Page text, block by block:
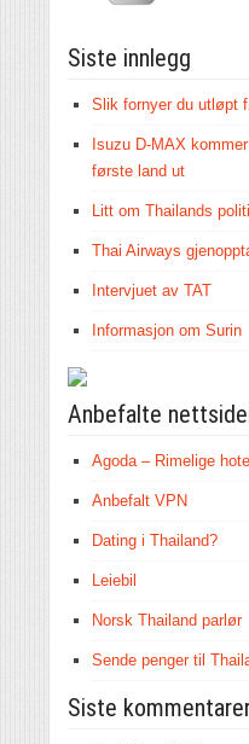
Siste innlegg
Slik fornyer du utløpt
Isuzu D-MAX
første land ut
Litt om Thailands
Thai Airways
Intervjuet av TAT
Informasjon om Surin
Anbefalte
Agoda – Rimelige
Anbefalt VPN
Dating i Thailand?
Leiebil
Norsk Thailand parlør
Sende penger til
Siste